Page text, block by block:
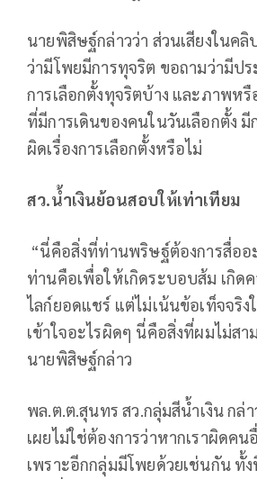
นายพิสิษฐ์กล่าวว่า ส่วนเสียงในค
ว่ามีโพยมีการทุจริต ขอถามว่ามีป
การเลือกตั้งทุจริตบ้าง และภาพห
ที่มีการเดินของคนในวันเลือกตั้ง มี
ผิดเรื่องการเลือกตั้งหรือไม่
สว.น้ำเงินย้อนสอบให้เท่าเทียม
“นี่คือสิ่งที่ท่านพริษฐ์ต้องการสื่ออ
ท่านคือเพื่อให้เกิดระบอบส้ม เกิด
ไลก์ยอดแชร์ แต่ไม่เน้นข้อเท็จจริง
เข้าใจอะไรผิดๆ นี่คือสิ่งที่ผมไม่สา
นายพิสิษฐ์กล่าว
พล.ต.ต.สุนทร สว.กลุ่มสีน้ำเงิน กล่
เผยไม่ใช่ต้องการว่าหากเราผิดค
เพราะอีกกลุ่มมีโพยด้วยเช่นกัน ทั้